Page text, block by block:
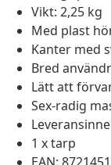
Vikt: 2,25 kg
Med plast
Kanter med
Bred
Lätt att
Sex-radig
1 x tarp